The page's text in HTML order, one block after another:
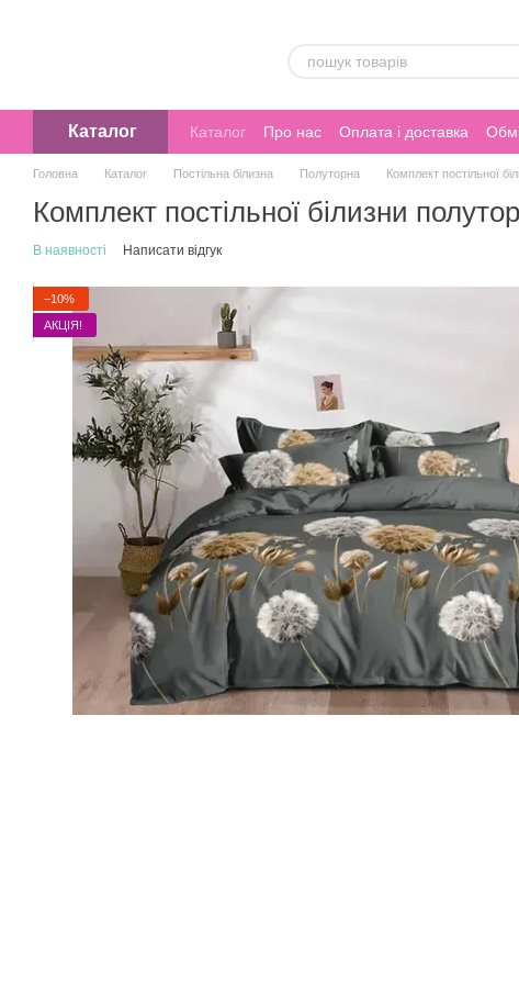
Каталог Каталог Про нас Оплата і доставка
Головна Каталог Постільна білизна Полуторна Комплект постільної
Комплект постільної білизни
В наявності Написати відгук
−10%
АКЦІЯ!